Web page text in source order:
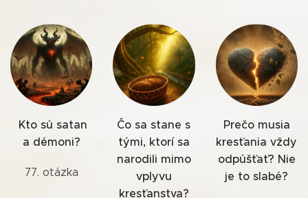
Kto sú satan
a démoni?
77. otázka
Čo sa stane s
tými, ktorí sa
narodili mimo
vplyvu
kresťanstva?
Prečo musia
kresťania vždy
odpúšťať? Nie
je to slabé?